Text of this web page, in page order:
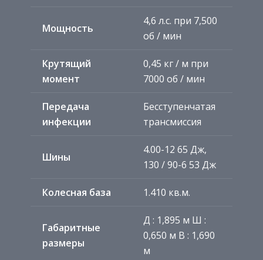
Мощность
4,6 л.с. при 7,500
об / мин
Крутящий
момент
0,45 кг / м при
7000 об / мин
Передача
инфекции
Бесступенчатая
трансмиссия
Шины
4.00-12 65 Дж,
130 / 90-6 53 Дж
Колесная база 1.410 кв.м.
Габаритные
размеры
Д : 1,895 м Ш :
0,650 м В : 1,690
м